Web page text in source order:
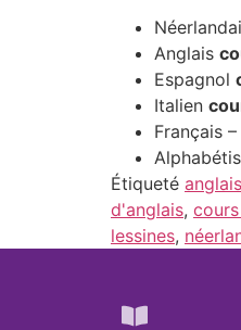
Anglais
Espagnol
Italien
Français
Étiqueté anglais
d'anglais,
lessines,